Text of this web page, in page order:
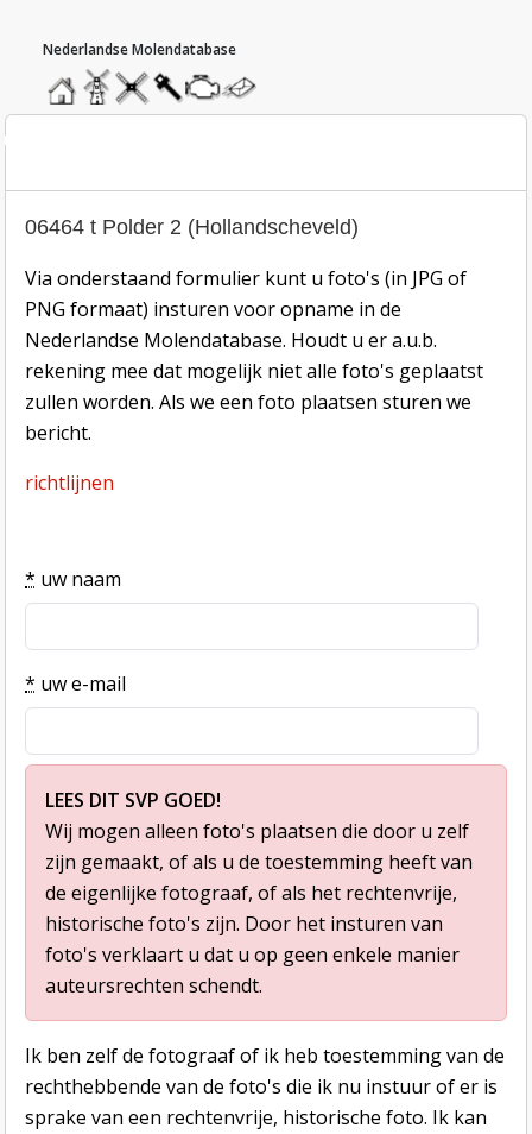
homemolendatabase
roedendatabase
assendatabase
motorendatabase
stuur
een
inzend-formulier
06464 t Polder 2 (Hollandscheveld)
Via onderstaand formulier kunt u foto's (in JPG of
PNG formaat) insturen voor opname in de
Nederlandse Molendatabase. Houdt u er a.u.b.
rekening mee dat mogelijk niet alle foto's geplaatst
zullen worden. Als we een foto plaatsen sturen we
bericht.
richtlijnen
* uw naam
* uw e-mail
LEES DIT SVP GOED!
Wij mogen alleen foto's plaatsen die door u zelf
zijn gemaakt, of als u de toestemming heeft van
de eigenlijke fotograaf, of als het rechtenvrije,
historische foto's zijn. Door het insturen van
foto's verklaart u dat u op geen enkele manier
auteursrechten schendt.
Ik ben zelf de fotograaf of ik heb toestemming van de
rechthebbende van de foto's die ik nu instuur of er is
sprake van een rechtenvrije, historische foto. Ik kan